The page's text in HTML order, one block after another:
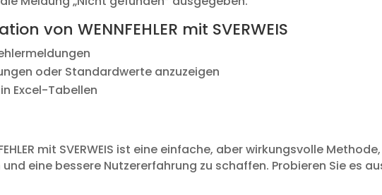
von WENNFEHLER mit SVERWEIS
oder Standardwerte anzuzeigen
Excel-Tabellen
mit SVERWEIS ist eine einfache, aber wirkungsvolle
und eine bessere Nutzererfahrung zu schaffen. Probieren Sie es